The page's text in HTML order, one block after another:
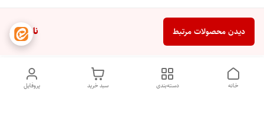
ناموجود دیدن محصولات مرتبط
پروفایل سبد خرید دسته‌بندی خانه